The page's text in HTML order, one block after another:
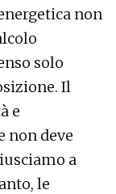
non
solo
Il
e
non deve
a
le